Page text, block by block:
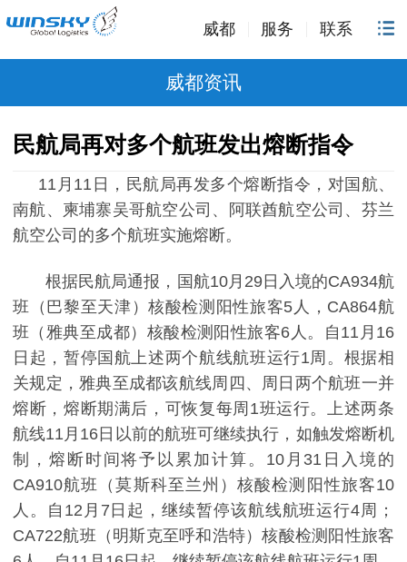
威都 服务 联系
威都资讯
民航局再对多个航班发出熔断指令
11 月 11 日，民航局再发多个熔断指令，对国航、
南航、柬埔寨吴哥航空公司、阿联酋航空公司、芬兰
航空公司的多个航班实施熔断。
根据民航局通报，国航10月 29日入境的CA934航
班（巴黎至天津）核酸检测阳性旅客5 人， CA864航
班（雅典至成都）核酸检测阳性旅客6 人。自 11 月 16
日起，暂停国航上述两个航线航班运行1周。根据相
关规定，雅典至成都该航线周四、周日两个航班一并
熔断，熔断期满后，可恢复每周 1班运行。上述两条
航线11 月 16 日以前的航班可继续执行，如触发熔断机
制，熔断时间将予以累加计算。 10月 31 日入境的
CA910航班（莫斯科至兰州）核酸检测阳性旅客10
人。自 12 月 7 日起，继续暂停该航线航班运行4周；
CA722航班（明斯克至呼和浩特）核酸检测阳性旅客